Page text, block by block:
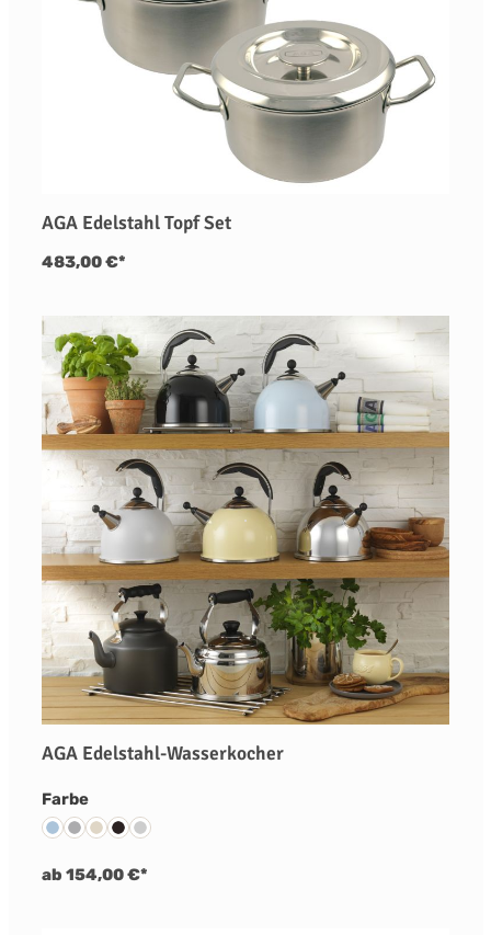
AGA Edelstahl Topf Set
483,00 €*
AGA Edelstahl-Wasserkocher
Farbeauswählen
Duck Egg Blue
Pearl Ashes
Cream
BlackEdelstahl
ab 154,00 €*